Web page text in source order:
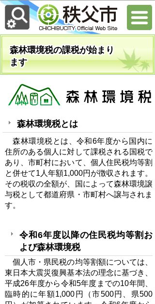
森林環境税の課税が始まり
ます
森林環境税とは
森林環境税とは、令和6年度から国内に
住所のある個人に対して課税される国税で
あり、市町村において、個人住民税均等割
と併せて1人年額1,000円が徴収されます。
その税収の全額が、国によって森林環境譲
与税として都道府県・市町村へ譲与されま
す。
令和6年度以降の住民税均等割お
よび森林環境税
個人市・県民税の均等割額については、
東日本大震災復興基本法の理念に基づき、
平成26年度から令和5年度までの10年間、
臨時的に年額1,000円（市500円、県500